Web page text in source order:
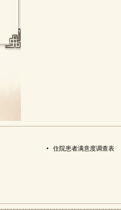
• 住院患者满意度调查表